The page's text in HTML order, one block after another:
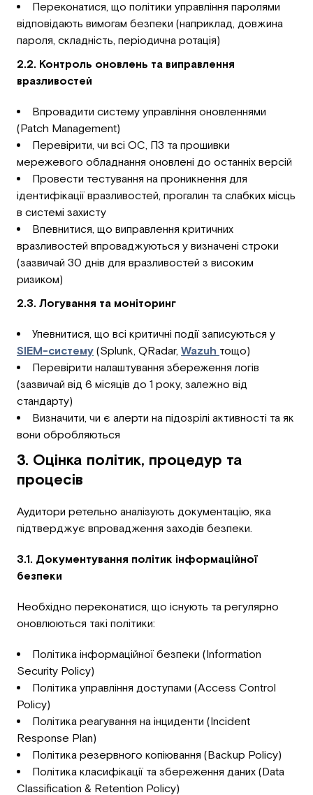
Переконатися, що політики управління паролями
відповідають вимогам безпеки (наприклад, довжина
пароля, складність, періодична ротація)
2.2. Контроль оновлень та виправлення
вразливостей
Впровадити систему управління оновленнями
(Patch Management)
Перевірити, чи всі ОС, ПЗ та прошивки
мережевого обладнання оновлені до останніх версій
Провести тестування на проникнення для
ідентифікації вразливостей, прогалин та слабких місць
в системі захисту
Впевнитися, що виправлення критичних
вразливостей впроваджуються у визначені строки
(зазвичай 30 днів для вразливостей з високим
ризиком)
2.3. Логування та моніторинг
Упевнитися, що всі критичні події записуються у
SIEM-систему (Splunk, QRadar, Wazuh тощо)
Перевірити налаштування збереження логів
(зазвичай від 6 місяців до 1 року, залежно від
стандарту)
Визначити, чи є алерти на підозрілі активності та як
вони обробляються
3. Оцінка політик, процедур та
процесів
Аудитори ретельно аналізують документацію, яка
підтверджує впровадження заходів безпеки.
3.1. Документування політик інформаційної
безпеки
Необхідно переконатися, що існують та регулярно
оновлюються такі політики:
Політика інформаційної безпеки (Information
Security Policy)
Політика управління доступами (Access Control
Policy)
Політика реагування на інциденти (Incident
Response Plan)
Політика резервного копіювання (Backup Policy)
Політика класифікації та збереження даних (Data
Classification & Retention Policy)